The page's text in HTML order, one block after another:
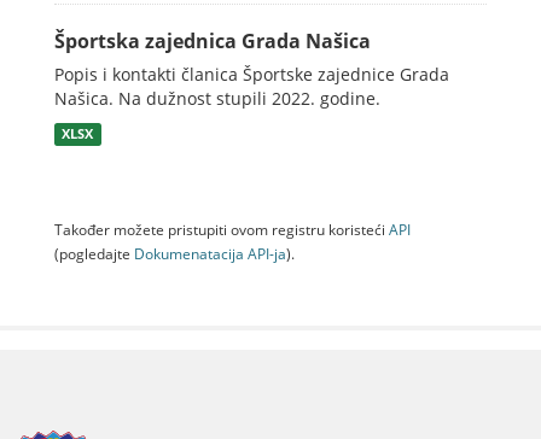
Športska zajednica Grada Našica
Popis i kontakti članica Športske zajednice Grada
Našica. Na dužnost stupili 2022. godine.
XLSX
Također možete pristupiti ovom registru koristeći API
(pogledajte Dokumenаtаcijа API-jа).